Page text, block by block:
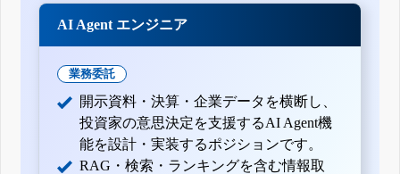
AI Agent エンジニア
業務委託
開示資料・決算・企業データを横断し、
投資家の意思決定を支援するAI Agent機
能を設計・実装するポジションです。
RAG・検索・ランキングを含む情報取